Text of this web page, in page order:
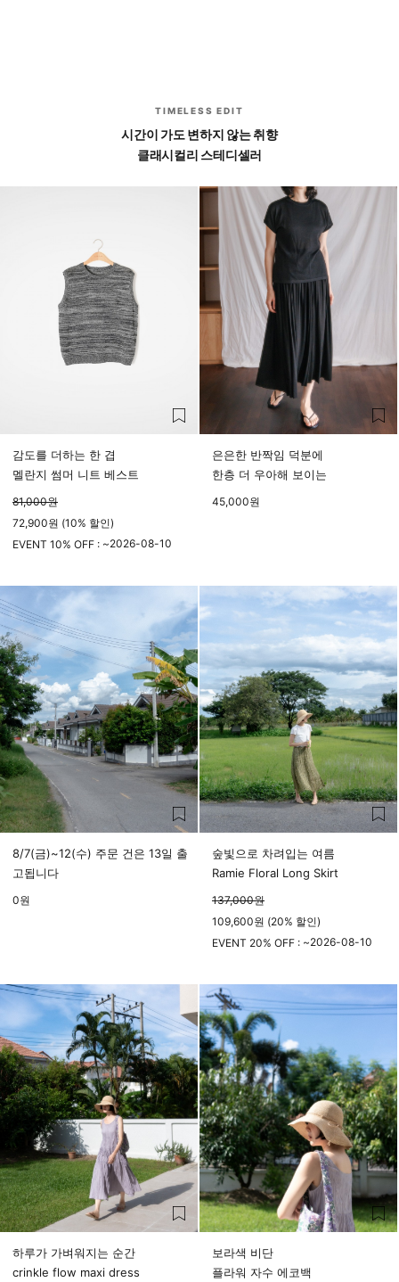
TIMELESS EDIT
시간이 가도 변하지 않는 취향
클래시컬리 스테디셀러
감도를 더하는 한 겹
멜란지 썸머 니트 베스트
81,000원
72,900원 (10% 할인)
EVENT 10% OFF : ~2026-08-10
은은한 반짝임 덕분에
한층 더 우아해 보이는
45,000원
8/7(금)~12(수) 주문 건은 13일 출
고됩니다
0원
숲빛으로 차려입는 여름
Ramie Floral Long Skirt
137,000원
109,600원 (20% 할인)
EVENT 20% OFF : ~2026-08-10
하루가 가벼워지는 순간
crinkle flow maxi dress
보라색 비단
플라워 자수 에코백